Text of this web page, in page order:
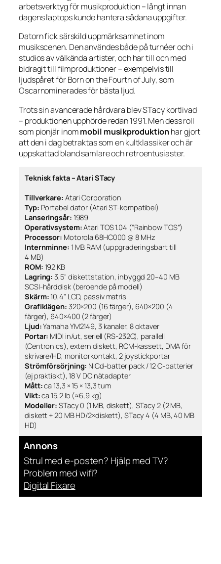
arbetsverktyg för musikproduktion – långt innan
dagens laptops kunde hantera sådana uppgifter.
Datorn fick särskild uppmärksamhet inom
musikscenen. Den användes både på turnéer och i
studios av välkända artister, och har till och med
bidragit till filmproduktioner – exempelvis till
ljudspåret förBorn on the Fourth of July, som
Oscarnominerades för bästa ljud.
Trots sin avancerade hårdvara blev STacy kortlivad
– produktionen upphörde redan 1991. Men dess roll
som pionjär inommobil musikproduktionhar gjort
att den i dag betraktas som en kultklassiker och är
uppskattad bland samlare och retroentusiaster.
Teknisk fakta – Atari STacy
Tillverkare: Atari Corporation
Typ: Portabel dator (Atari ST-kompatibel)
Lanseringsår: 1989
Operativsystem:Atari TOS 1.04 (“Rainbow TOS”)
Processor: Motorola 68HC000 @ 8 MHz
Internminne: 1 MB RAM (uppgraderingsbart till
4 MB)
ROM: 192 KB
Lagring: 3,5" diskettstation, inbyggd 20–40 MB
SCSI-hårddisk (beroende på modell)
Skärm: 10,4" LCD, passiv matris
Grafiklägen: 320×200 (16 färger), 640×200 (4
färger), 640×400 (2 färger)
Ljud:Yamaha YM2149, 3 kanaler, 8 oktaver
Portar: MIDI in/ut, seriell (RS-232C), parallell
(Centronics), extern diskett, ROM-kassett, DMA för
skrivare/HD, monitorkontakt, 2 joystickportar
Strömförsörjning: NiCd-batteripack / 12 C-batterier
(ej praktiskt), 18 V DC nätadapter
Mått:ca 13,3 × 15 × 13,3 tum
Vikt:ca 15,2 lb (≈6,9 kg)
Modeller: STacy 0 (1 MB, diskett), STacy 2 (2 MB,
diskett + 20 MB HD/2×diskett), STacy 4 (4 MB, 40 MB
HD)
Annons
Strul med e-posten? Hjälp med TV?
Problem med wifi?
Digital Fixare